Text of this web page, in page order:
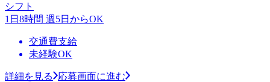
シフト
1日8時間 週5日からOK
交通費支給
未経験OK
詳細を見る
応募画面に進む